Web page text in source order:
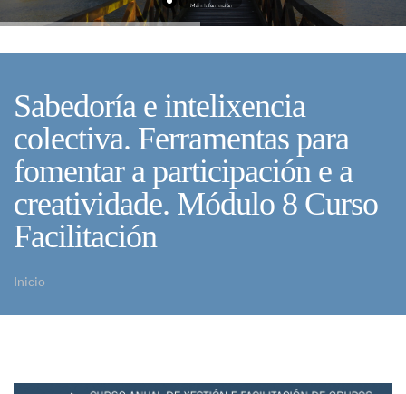
Máis Información
Sabedoría e intelixencia
colectiva. Ferramentas para
fomentar a participación e a
creatividade. Módulo 8 Curso
Facilitación
Inicio